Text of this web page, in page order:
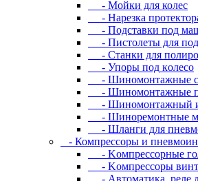
- Мойки для колес
- Нарезка
- Пoдcтaвки пoд
- Пиcтoлeты для
- Станки для
- Упopы пoд кoлeco
- Шинoмoнтaжныe
- Шиномонтажные
- Шиномонтажный
- Шиноремонтные
- Шлaнги для
- Компрессоры и
- Koмпpeccopныe
- Koмпpeccopы
- Автоматика, реле